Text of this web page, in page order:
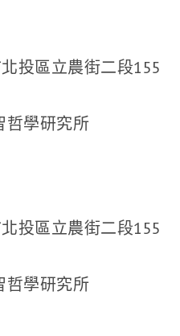
投區立農街二段155
哲學研究所
投區立農街二段155
哲學研究所